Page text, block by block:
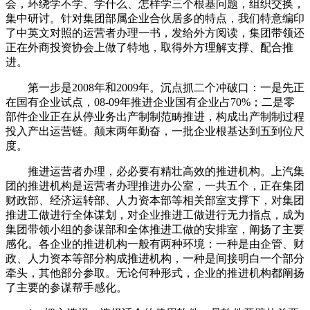
会，环绕学不学、学什么、怎样学三个根基问题，组织交换，
集中研讨。针对集团部属企业合伙居多的特点，我们特意编印
了中英文对照的运营者办理一书，发给外方阅读，集团带领还
正在外商投资协会上做了特地，取得外方理解支撑、配合推
进。
第一步是2008年和2009年。沉点抓二个冲破口：一是先正
在国有企业试点，08-09年推进企业国有企业占70%；二是零
部件企业正在从停业务出产制制范畴推进，构成出产制制过程
投入产出运营链。颠末两年勤奋，一批企业根基达到五到位尺
度。
推进运营者办理，必必要有精壮高效的推进机构。上汽集
团的推进机构是运营者办理推进办公室，一共五个，正在集团
财政部、经济运转部、人力资本部等相关部室支撑下，对集团
推进工做进行全体谋划，对企业推进工做进行无力指点，成为
集团带领小组的参谋部和全体推进工做的安排室，阐扬了主要
感化。各企业的推进机构一般有两种环境：一种是由企管、财
政、人力资本等部分构成推进机构，一种是间接明白一个部分
牵头，其他部分参取。无论何种形式，企业的推进机构都阐扬
了主要的参谋帮手感化。